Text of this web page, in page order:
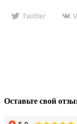
Twitter
Оставьте свой